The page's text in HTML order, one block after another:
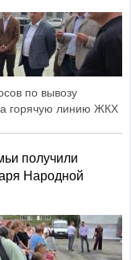
по вывозу
горячую линию ЖКХ
получили
Народной